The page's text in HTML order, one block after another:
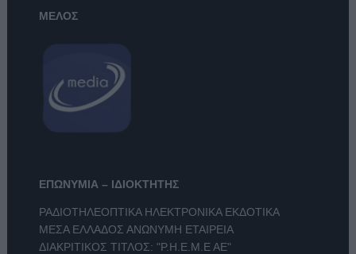
ΜΕΛΟΣ
ΕΠΩΝΥΜΙΑ – ΙΔΙΟΚΤΗΤΗΣ
ΡΑΔΙΟΤΗΛΕΟΠΤΙΚΑ ΗΛΕΚΤΡΟΝΙΚΑ ΕΚΔΟΤΙΚΑ
ΜΕΣΑ ΕΛΛΑΔΟΣ ΑΝΩΝΥΜΗ ΕΤΑΙΡΕΙΑ
ΔΙΑΚΡΙΤΙΚΟΣ ΤΙΤΛΟΣ: "Ρ.Η.Ε.Μ.Ε ΑΕ"